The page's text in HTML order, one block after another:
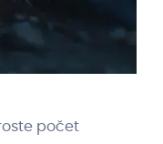
počet